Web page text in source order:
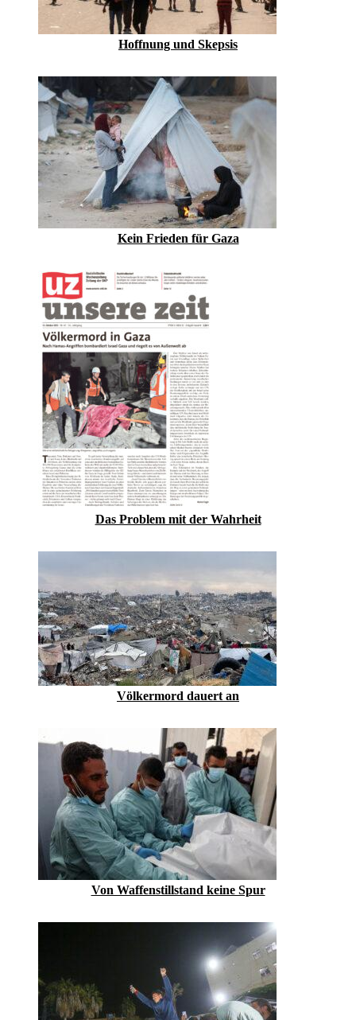
Hoffnung und Skepsis
Kein Frieden für Gaza
Das Problem mit der Wahrheit
Völkermord dauert an
Von Waffenstillstand keine Spur